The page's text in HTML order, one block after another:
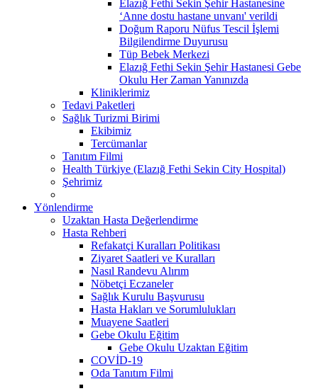
Elazığ Fethi Sekin Şehir Hastanesine
‘Anne dostu hastane unvanı' verildi
Doğum Raporu Nüfus Tescil İşlemi
Bilgilendirme Duyurusu
Tüp Bebek Merkezi
Elazığ Fethi Sekin Şehir Hastanesi Gebe
Okulu Her Zaman Yanınızda
Kliniklerimiz
Tedavi Paketleri
Sağlık Turizmi Birimi
Ekibimiz
Tercümanlar
Tanıtım Filmi
Health Türkiye (Elazığ Fethi Sekin City Hospital)
Şehrimiz
Yönlendirme
Uzaktan Hasta Değerlendirme
Hasta Rehberi
Refakatçi Kuralları Politikası
Ziyaret Saatleri ve Kuralları
Nasıl Randevu Alırım
Nöbetçi Eczaneler
Sağlık Kurulu Başvurusu
Hasta Hakları ve Sorumlulukları
Muayene Saatleri
Gebe Okulu Eğitim
Gebe Okulu Uzaktan Eğitim
COVİD-19
Oda Tanıtım Filmi